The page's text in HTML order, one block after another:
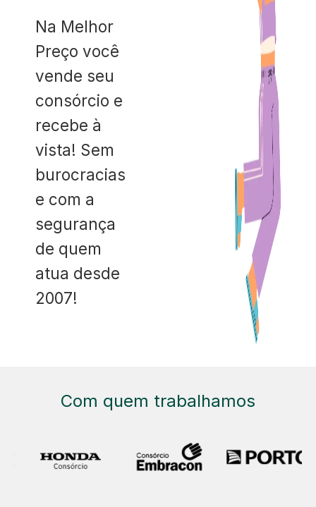
Na Melhor
Preço você
vende seu
consórcio e
recebe à
vista! Sem
burocracias
e com a
segurança
de quem
atua desde
2007!
Com quem trabalhamos